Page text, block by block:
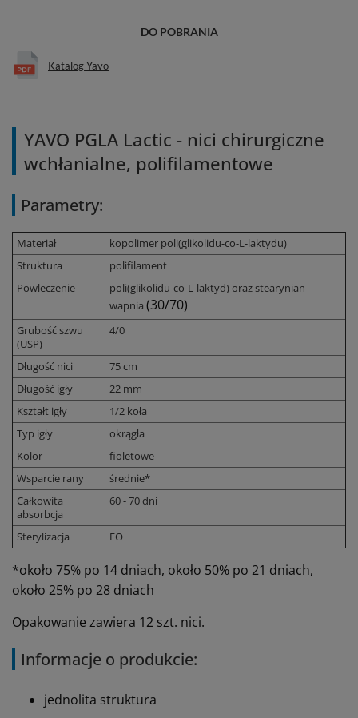
DO POBRANIA
Katalog Yavo
YAVO PGLA Lactic - nici chirurgiczne
wchłanialne, polifilamentowe
Parametry:
Materiał
kopolimer poli(glikolidu-co-L-laktydu)
Struktura
polifilament
Powleczenie
poli(glikolidu-co-L-laktyd) oraz stearynian
wapnia (30/70)
Grubość szwu
(USP)
4/0
Długość nici
75 cm
Długość igły
22 mm
Kształt igły
1/2 koła
Typ igły
okrągła
Kolor
fioletowe
Wsparcie rany
średnie*
Całkowita
absorbcja
60 - 70 dni
Sterylizacja EO
*około 75% po 14 dniach, około 50% po 21 dniach,
około 25% po 28 dniach
Opakowanie zawiera 12 szt. nici.
Informacje o produkcie:
jednolita struktura